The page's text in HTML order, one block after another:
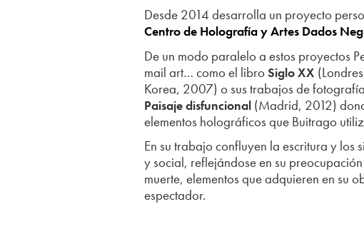
Desde 2014 desarrolla un proyecto
Centro de Holografía y Artes Dados
De un modo paralelo a estos proyectos
mail art… como el libro Siglo XX
Korea, 2007) o sus trabajos de
Paisaje disfuncional(Madrid, 2012)
elementos holográficos que Buitrago
En su trabajo confluyen la escritura y los
y social, reflejándose en su
muerte, elementos que adquieren en su
espectador.